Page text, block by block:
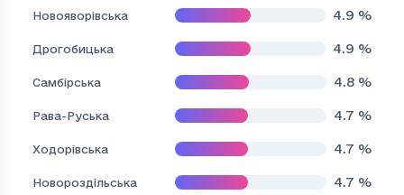
Новояворівська 4.9 %
Дрогобицька 4.9 %
Самбірська 4.8 %
Рава-Руська 4.7 %
Ходорівська 4.7 %
Новороздільська 4.7 %